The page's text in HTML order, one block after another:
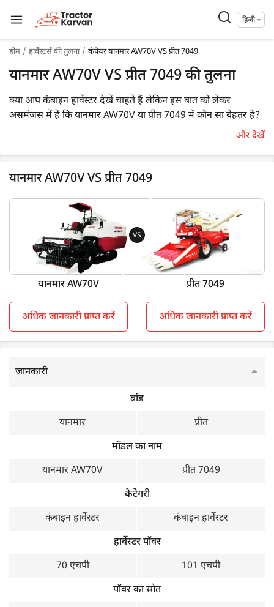
हिन्दी
होम हार्वेस्टर्स की तुलना कंपेयर यानमार AW70V VS प्रीत 7049
यानमार AW70V VS प्रीत 7049 की तुलना
क्या आप कंबाइन हार्वेस्टर देखें चाहते हैं लेकिन इस बात को लेकर
असमंजस में हैं कि यानमार AW70V या प्रीत 7049 में कौन सा बेहतर है?
तो आप सही जगह पर हैं। यानमार AW70V 70 HP इंजन के साथ आता
कर सकता है जबकि दूसरा बहु फसल, गेहूँ, धान, मक्का की कटाई कर
सकता है। इसके अलावा, यानमार AW70V का वजन 3335 KG है,
साथ ही आप, आप नीचे दी गयी इन दो कंबाइन हार्वेस्टर की मुख्य
विशेषताओं पर एक नज़र डाल सकते हैं:
यानमार AW70V vs प्रीत 7049
और देखें
यानमार AW70V VS प्रीत 7049
VS
यानमार AW70V
अधिक जानकारी प्राप्त करें
प्रीत 7049
अधिक जानकारी प्राप्त करें
जानकारी
ब्रांड
यानमार
प्रीत
मॉडल का नाम
यानमार AW70V
प्रीत 7049
कैटेगरी
कंबाइन हार्वेस्टर
कंबाइन हार्वेस्टर
हार्वेस्टर पॉवर
70 एचपी
101 एचपी
पॉवर का स्रोत